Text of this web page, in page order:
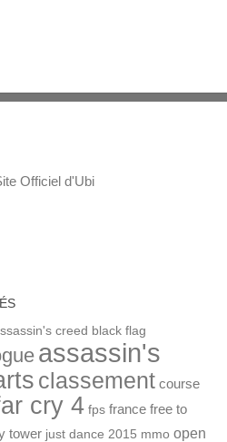
Officiel d'Ubi
creed black flag
assassin's
classement course
cry 4 fps france free to
tower just dance 2015 mmo open